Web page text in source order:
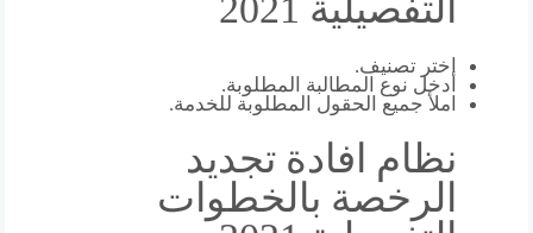
التفصيلية 2021
اختر تصنيف.
أدخل نوع المطالبة المطلوبة.
املأ جميع الحقول المطلوبة للخدمة.
نظام افادة تجديد
الرخصة بالخطوات